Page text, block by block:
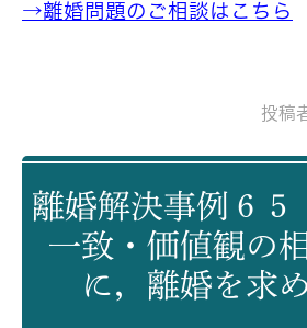
→離婚問題のご相談はこちら
投稿
離婚解決事例６
一致・価値観の
に，離婚を求